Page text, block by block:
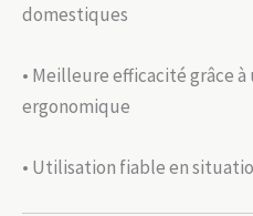
domestiques
• Meilleure efficacité grâce
ergonomique
• Utilisation fiable en